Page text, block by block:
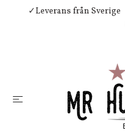
✓Leverans från Sverige